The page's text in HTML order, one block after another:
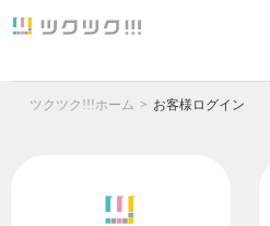
ツクツク!!!ホーム お客様ログイン